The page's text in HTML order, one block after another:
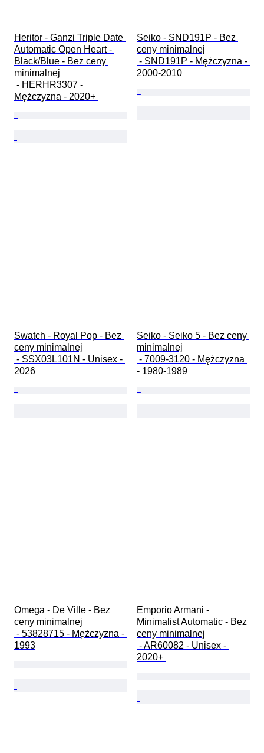
Heritor - Ganzi Triple Date
Automatic Open Heart -
Black/Blue - Bez ceny
minimalnej
Mężczyzna - 2020+
Seiko - SND191P - Bez
ceny minimalnej
2000-2010
Swatch - Royal Pop - Bez
ceny minimalnej
2026
Seiko - Seiko 5 - Bez ceny
minimalnej
- 1980-1989
Omega - De Ville - Bez
ceny minimalnej
1993
Emporio Armani -
Minimalist Automatic - Bez
ceny minimalnej
2020+